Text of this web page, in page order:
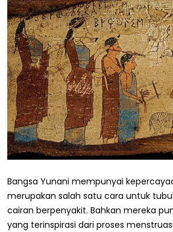
Bangsa Yunani mempunyai
merupakan salah satu cara untuk
cairan berpenyakit. Bahkan mereka
yang terinspirasi dari proses